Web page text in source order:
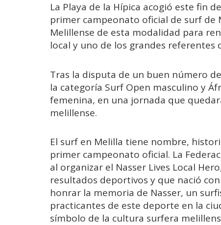
La Playa de la Hípica acogió este fin
primer campeonato oficial de surf de
Melillense de esta modalidad para
local y uno de los grandes referentes
Tras la disputa de un buen número
la categoría Surf Open masculino y
femenina, en una jornada que
melillense.
El surf en Melilla tiene nombre,
primer campeonato oficial. La
al organizar el Nasser Lives Local
resultados deportivos y que nació
honrar la memoria de Nasser, un
practicantes de este deporte en la
símbolo de la cultura surfera